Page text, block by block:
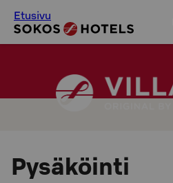
Etusivu
Pysäköinti